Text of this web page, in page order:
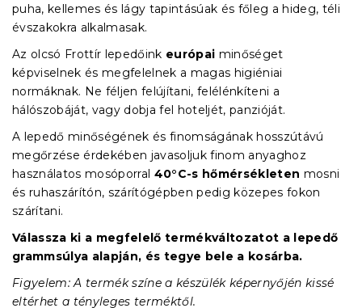
puha, kellemes és lágy tapintásúak és főleg a hideg, téli
évszakokra alkalmasak.
Az olcsó Frottír lepedőink európai minőséget
képviselnek és megfelelnek a magas higiéniai
normáknak. Ne féljen felújítani, felélénkíteni a
hálószobáját, vagy dobja fel hoteljét, panzióját.
A lepedő minőségének és finomságának hosszútávú
megőrzése érdekében javasoljuk finom anyaghoz
használatos mosóporral 40°C-s hőmérsékleten mosni
és ruhaszárítón, szárítógépben pedig közepes fokon
szárítani.
Válassza ki a megfelelő termékváltozatot a lepedő
grammsúlya alapján, és tegye bele a kosárba.
Figyelem: A termék színe a készülék képernyőjén kissé
eltérhet a tényleges terméktől.